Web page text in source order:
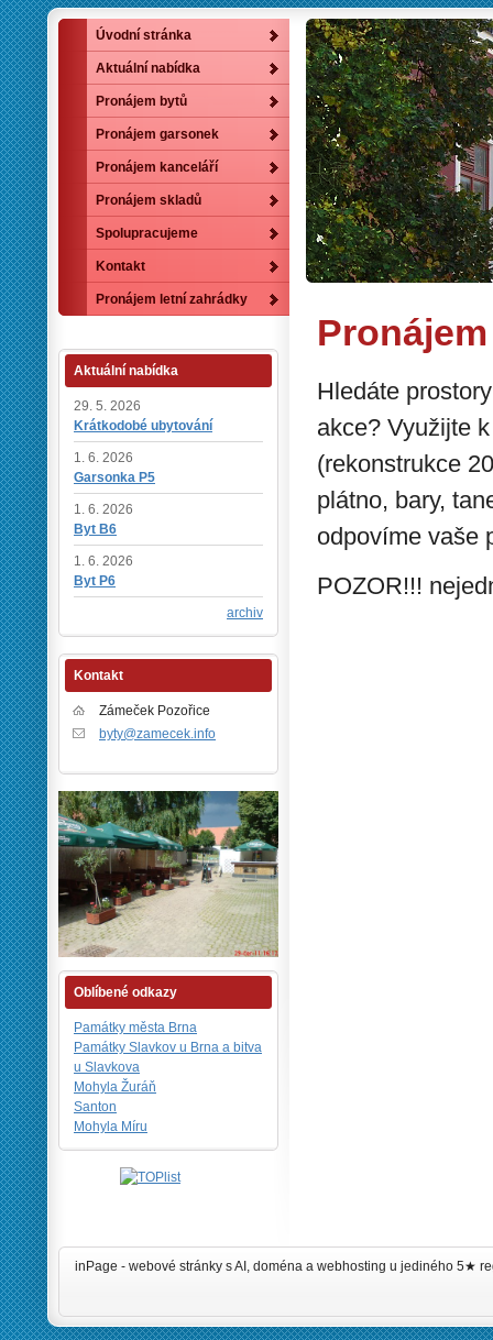
Hledáte
akce? Využijte
(rekonstrukce
plátno, bary,
odpovíme vaše
POZOR!!!
Úvodní stránka
Aktuální nabídka
Pronájem bytů
Pronájem garsonek
Pronájem kanceláří
Pronájem skladů
Spolupracujeme
Kontakt
Pronájem letní zahrádky
Aktuální nabídka
29. 5. 2026
Krátkodobé ubytování
1. 6. 2026
Garsonka P5
1. 6. 2026
Byt B6
1. 6. 2026
Byt P6
archiv
Kontakt
Zámeček Pozořice
byty@zamecek.info
Oblíbené odkazy
Památky města Brna
Památky Slavkov u Brna a bitva
u Slavkova
Mohyla Žuráň
Santon
Mohyla Míru
inPage - webové stránky s AI, doména a webhosting u jediného 5★